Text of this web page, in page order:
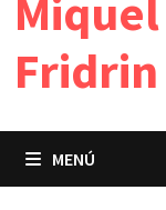
Fridrin
MENÚ